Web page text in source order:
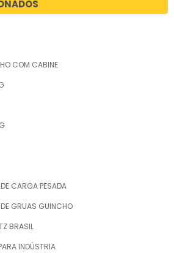
COM CABINE
CARGA PESADA
GRUAS GUINCHO
BRASIL
INDÚSTRIA